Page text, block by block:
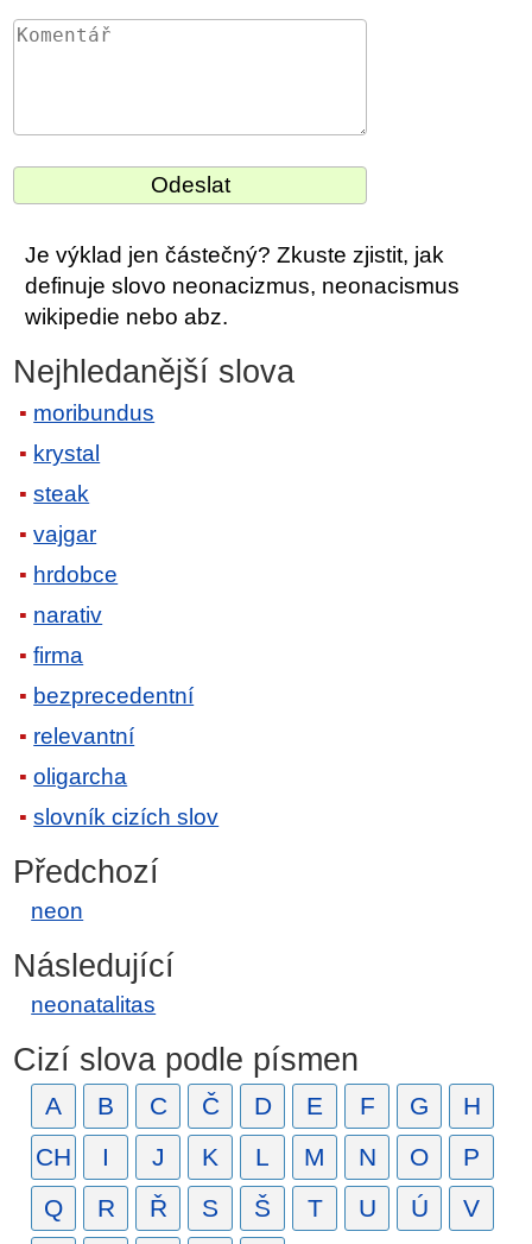
Je výklad jen částečný? Zkuste zjistit, jak
definuje slovo neonacizmus, neonacismus
wikipedie nebo abz.
Nejhledanější slova
moribundus
krystal
steak
vajgar
hrdobce
narativ
firma
bezprecedentní
relevantní
oligarcha
slovník cizích slov
Předchozí
neon
Následující
neonatalitas
Cizí slova podle písmen
A B C Č D E F G
H
CH
I J K L M N O
P
Q
R Ř S Š T U Ú V